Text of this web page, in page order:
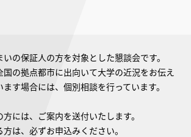
の保証人の方を対象とした懇談会です。
国の拠点都市に出向いて大学の近況をお伝え
す場合には、個別相談を行っています。
には、ご案内を送付いたします。
は、必ずお申込みください。